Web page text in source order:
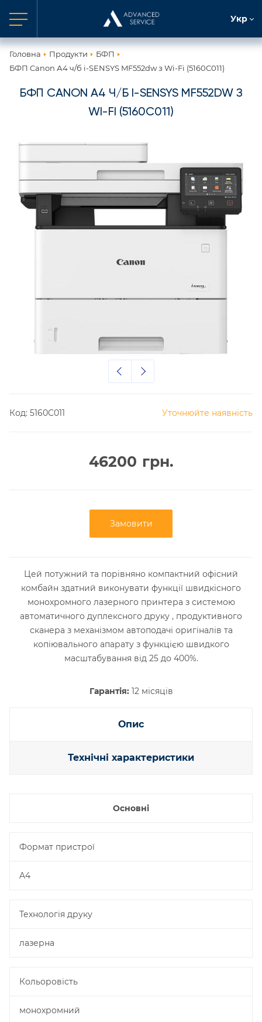
Укр
Головна Продукти
БФП
БФП Canon А4 ч/б i-SENSYS MF552dw з Wi-Fi (5160C011)
БФП CANON А4 Ч/Б I-SENSYS MF552DW З
WI-FI (5160C011)
Код: 5160C011 Уточнюйте наявність
46200 грн.
Замовити
Цей потужний та порівняно компактний офісний
комбайн здатний виконувати функції швидкісного
монохромного лазерного принтера з системою
автоматичного дуплексного друку , продуктивного
сканера з механізмом автоподачі оригіналів та
копіювального апарату з функцією швидкого
масштабування від 25 до 400%.
Гарантія:12 місяців
Опис
Технічні характеристики
Основні
Формат пристрої
A4
Технологія друку
лазерна
Кольоровість
монохромний